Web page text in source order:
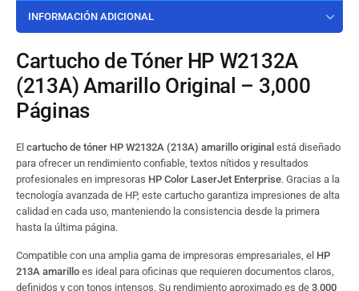
INFORMACIÓN ADICIONAL
Cartucho de Tóner HP W2132A
(213A) Amarillo Original – 3,000
Páginas
El cartucho de tóner HP W2132A (213A) amarillo original está diseñado
para ofrecer un rendimiento confiable, textos nítidos y resultados
profesionales en impresoras HP Color LaserJet Enterprise. Gracias a la
tecnología avanzada de HP, este cartucho garantiza impresiones de alta
calidad en cada uso, manteniendo la consistencia desde la primera
hasta la última página.
Compatible con una amplia gama de impresoras empresariales, el HP
213A amarillo es ideal para oficinas que requieren documentos claros,
definidos y con tonos intensos. Su rendimiento aproximado es de 3,000